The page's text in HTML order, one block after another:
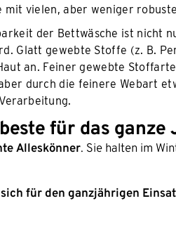
vielen, aber weniger
der Bettwäsche ist nicht
Glatt gewebte Stoffe (z. B.
an. Feiner gewebte
durch die feinere Webart
für das ganze
Alleskönner. Sie halten im
für den ganzjährigen